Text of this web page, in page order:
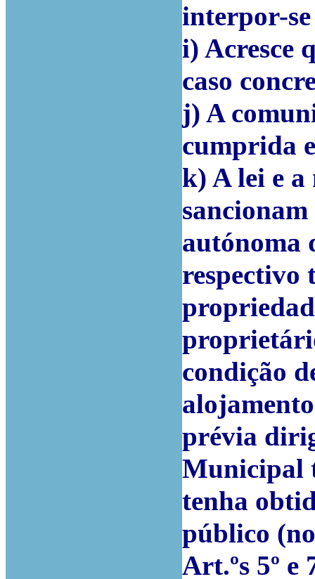
interpor-
i) Acresce
caso
j) A
cumprida
k) A lei e
autónoma
respectivo
condição
prévia
Municipal
tenha
público
Art.ºs 5º e